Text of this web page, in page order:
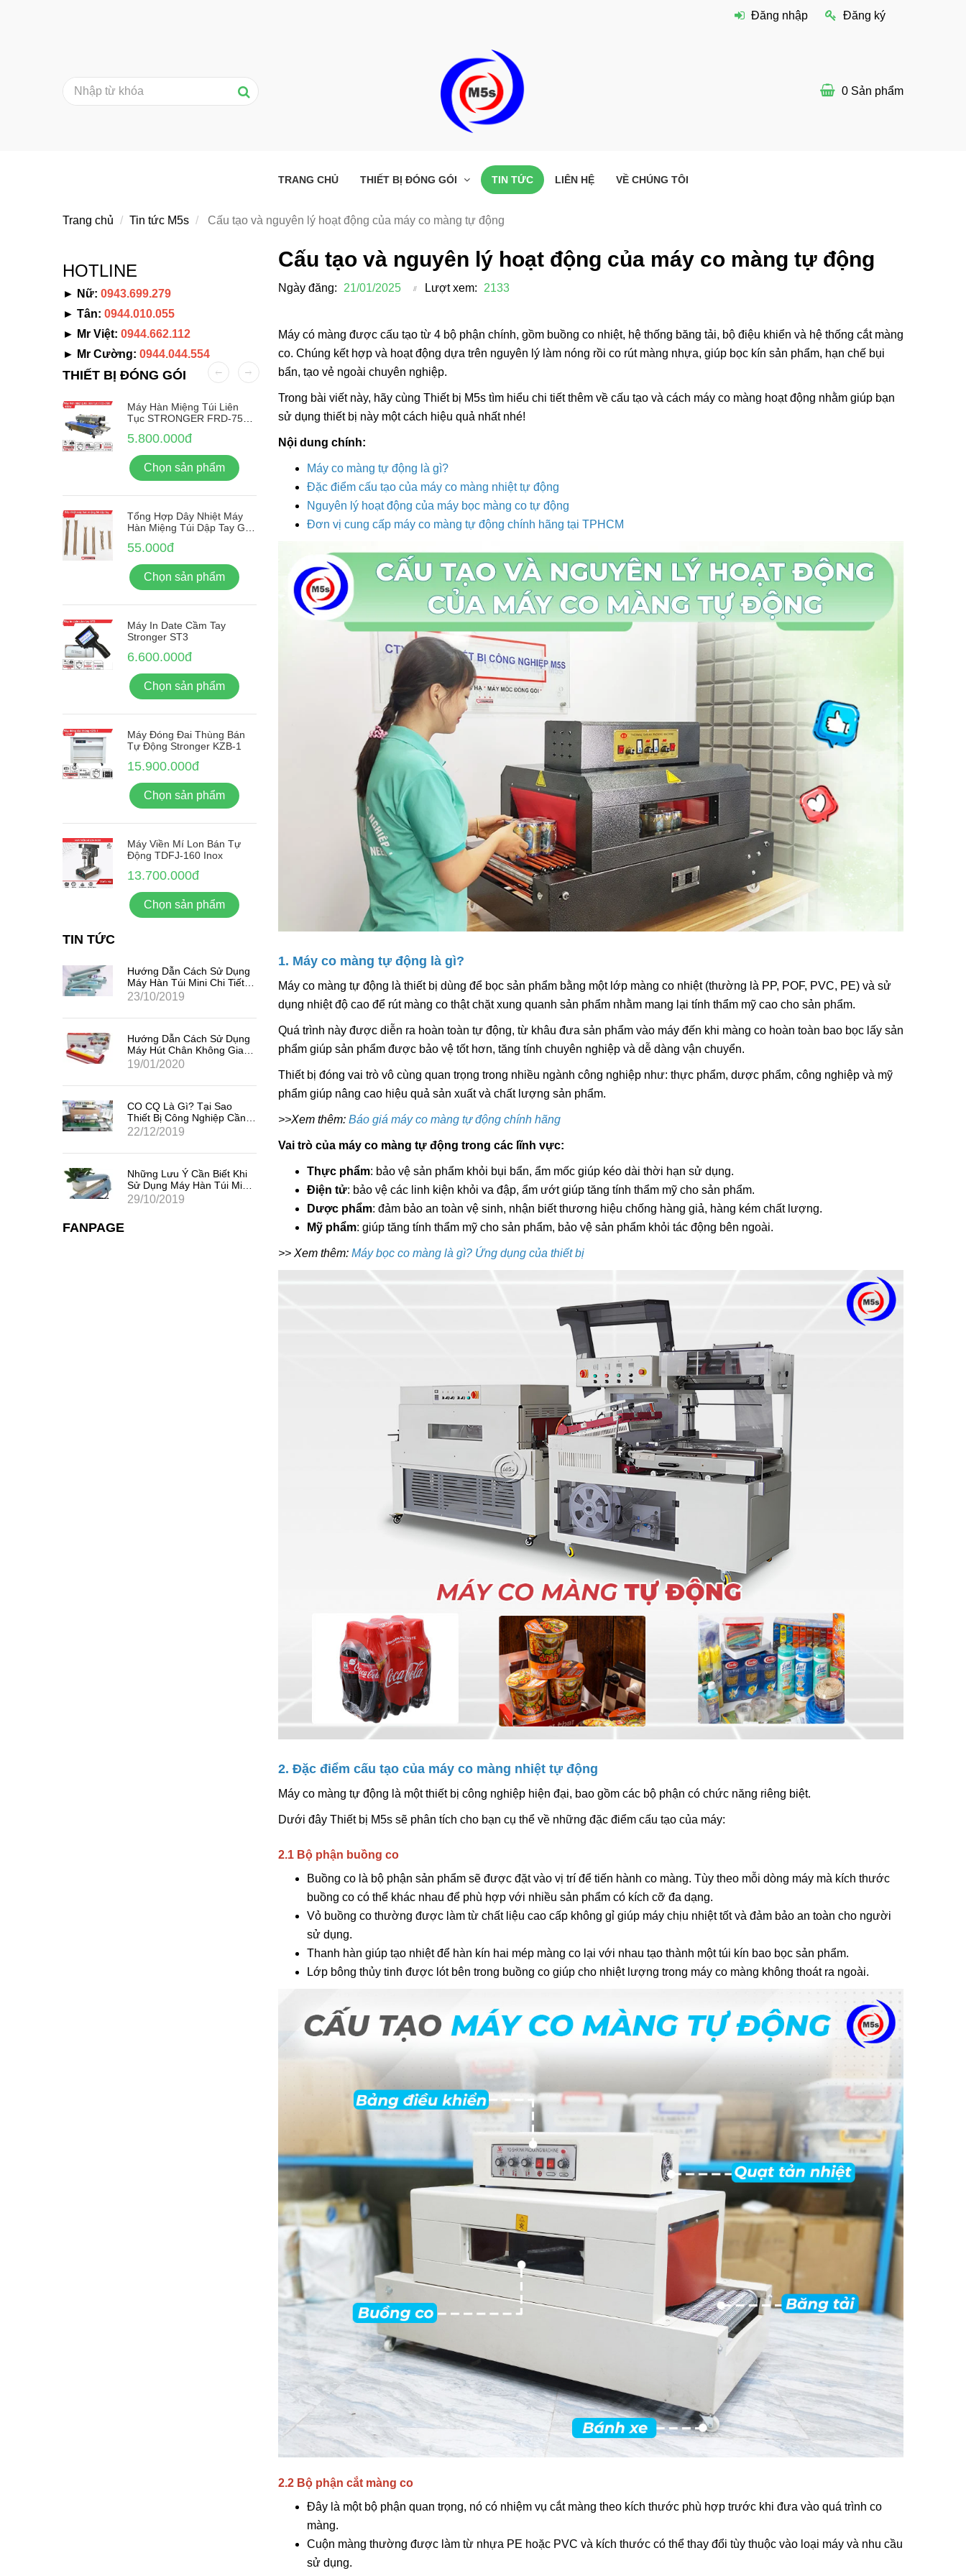
Cấu tạo và nguyên lý hoạt động của máy co màng tự động
Ngày đăng: 21/01/2025 Lượt xem: 2133
Máy có màng được cấu tạo từ 4 bộ phận chính, gồm buồng co nhiệt, hệ thống băng tải, bộ điệu khiển và hệ thống cắt màng
co. Chúng kết hợp và hoạt động dựa trên nguyên lý làm nóng rồi co rút màng nhựa, giúp bọc kín sản phẩm, hạn chế bụi
bẩn, tạo vẻ ngoài chuyên nghiệp.
Trong bài viết này, hãy cùng Thiết bị M5s tìm hiểu chi tiết thêm về cấu tạo và cách máy co màng hoạt động nhằm giúp bạn
sử dụng thiết bị này một cách hiệu quả nhất nhé!
Nội dung chính:
Máy co màng tự động là gì?
Đặc điểm cấu tạo của máy co màng nhiệt tự động
Nguyên lý hoạt động của máy bọc màng co tự động
Đơn vị cung cấp máy co màng tự động chính hãng tại TPHCM
1. Máy co màng tự động là gì?
Máy co màng tự động là thiết bị dùng để bọc sản phẩm bằng một lớp màng co nhiệt (thường là PP, POF, PVC, PE) và sử
dụng nhiệt độ cao để rút màng co thật chặt xung quanh sản phẩm nhằm mang lại tính thẩm mỹ cao cho sản phẩm.
Quá trình này được diễn ra hoàn toàn tự động, từ khâu đưa sản phẩm vào máy đến khi màng co hoàn toàn bao bọc lấy sản
phẩm giúp sản phẩm được bảo vệ tốt hơn, tăng tính chuyên nghiệp và dễ dàng vận chuyển.
Thiết bị đóng vai trò vô cùng quan trọng trong nhiều ngành công nghiệp như: thực phẩm, dược phẩm, công nghiệp và mỹ
phẩm giúp nâng cao hiệu quả sản xuất và chất lượng sản phẩm.
>>Xem thêm: Báo giá máy co màng tự động chính hãng
Vai trò của máy co màng tự động trong các lĩnh vực:
Thực phẩm: bảo vệ sản phẩm khỏi bụi bẩn, ẩm mốc giúp kéo dài thời hạn sử dụng.
Điện tử: bảo vệ các linh kiện khỏi va đập, ẩm ướt giúp tăng tính thẩm mỹ cho sản phẩm.
Dược phẩm: đảm bảo an toàn vệ sinh, nhận biết thương hiệu chống hàng giả, hàng kém chất lượng.
Mỹ phẩm: giúp tăng tính thẩm mỹ cho sản phẩm, bảo vệ sản phẩm khỏi tác động bên ngoài.
>> Xem thêm: Máy bọc co màng là gì? Ứng dụng của thiết bị
2. Đặc điểm cấu tạo của máy co màng nhiệt tự động
Máy co màng tự động là một thiết bị công nghiệp hiện đại, bao gồm các bộ phận có chức năng riêng biệt.
Dưới đây Thiết bị M5s sẽ phân tích cho bạn cụ thể về những đặc điểm cấu tạo của máy:
2.1 Bộ phận buồng co
Buồng co là bộ phận sản phẩm sẽ được đặt vào vị trí để tiến hành co màng. Tùy theo mỗi dòng máy mà kích thước
buồng co có thể khác nhau để phù hợp với nhiều sản phẩm có kích cỡ đa dạng.
Vỏ buồng co thường được làm từ chất liệu cao cấp không gỉ giúp máy chịu nhiệt tốt và đảm bảo an toàn cho người
sử dụng.
Thanh hàn giúp tạo nhiệt để hàn kín hai mép màng co lại với nhau tạo thành một túi kín bao bọc sản phẩm.
Lớp bông thủy tinh được lót bên trong buồng co giúp cho nhiệt lượng trong máy co màng không thoát ra ngoài.
2.2 Bộ phận cắt màng co
Đây là một bộ phận quan trọng, nó có nhiệm vụ cắt màng theo kích thước phù hợp trước khi đưa vào quá trình co
màng.
Cuộn màng thường được làm từ nhựa PE hoặc PVC và kích thước có thể thay đổi tùy thuộc vào loại máy và nhu cầu
sử dụng.
HOTLINE
► Nữ: 0943.699.279
► Tân: 0944.010.055
► Mr Việt: 0944.662.112
► Mr Cường: 0944.044.554
THIẾT BỊ ĐÓNG GÓI
Máy Hàn Miệng Túi Liên
Tục STRONGER FRD-750-
5.800.000đ
Chọn sản phẩm
Tổng Hợp Dây Nhiệt Máy
Hàn Miệng Túi Dập Tay Giá
55.000đ
Chọn sản phẩm
Máy In Date Cầm Tay
Stronger ST3
6.600.000đ
Chọn sản phẩm
Máy Đóng Đai Thùng Bán
Tự Động Stronger KZB-1
15.900.000đ
Chọn sản phẩm
Máy Viền Mí Lon Bán Tự
Động TDFJ-160 Inox
13.700.000đ
Chọn sản phẩm
Máy In Date Tem Nhãn Tự
Động Stronger MY-380F
8.800.000đ
Chọn sản phẩm
Máy Hàn Miệng Túi Liên
Tổng Hợp Dây Nhiệt Máy
Hàn Miệng Túi Dập Tay Giá
Chọn sản phẩm
Máy In Date Cầm Tay
Máy Đóng Đai Thùng Bán
Tự Động Stronger KZB-1
15.900.000đ
Chọn sản phẩm
Máy Viền Mí Lon Bán Tự
Động TDFJ-160 Inox
13.700.000đ
Chọn sản phẩm
Máy In Date Tem Nhãn Tự
TIN TỨC
Hướng Dẫn Cách Sử Dụng
Máy Hàn Túi Mini Chi Tiết,
Hiệu Quả Nhất
23/10/2019
Hướng Dẫn Cách Sử Dụng
Máy Hút Chân Không Gia
Đình Mini
19/01/2020
CO CQ Là Gì? Tại Sao
Thiết Bị Công Nghiệp Cần
Có CO CQ?
22/12/2019
Những Lưu Ý Cần Biết Khi
Sử Dụng Máy Hàn Túi Mini
Dập Tay
29/10/2019
Hướng Dẫn Cách Sử Dụng
Máy Hàn Túi Mini Chi Tiết,
Hiệu Quả Nhất
23/10/2019
Hướng Dẫn Cách Sử Dụng
Máy Hút Chân Không Gia
Thiết Bị Công Nghiệp Cần
Có CO CQ?
Những Lưu Ý Cần Biết Khi
Sử Dụng Máy Hàn Túi Mini
Dập Tay
29/10/2019
Máy Hàn Túi Mini Chi Tiết,
Hiệu Quả Nhất
23/10/2019
Hướng Dẫn Cách Sử Dụng
Máy Hút Chân Không Gia
Thiết Bị Công Nghiệp Cần
Có CO CQ?
Những Lưu Ý Cần Biết Khi
Sử Dụng Máy Hàn Túi Mini
Dập Tay
29/10/2019
FANPAGE
Đăng nhập Đăng ký
0 Sản phẩm
TRANG CHỦ THIẾT BỊ ĐÓNG GÓI TIN TỨC LIÊN HỆ VỀ CHÚNG TÔI
Trang chủ Tin tức M5s Cấu tạo và nguyên lý hoạt động của máy co màng tự động